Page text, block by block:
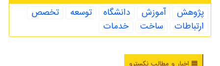
پژوهش آموزش دانشگاه توسعه
تخصص
ارتباطات
ساخت خدمات
اخبار و مطالب نکسترو